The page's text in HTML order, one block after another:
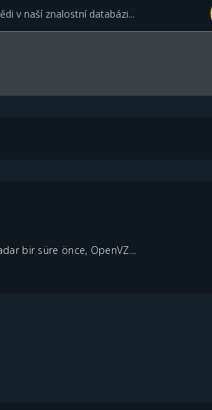
bir süre önce, OpenVZ...